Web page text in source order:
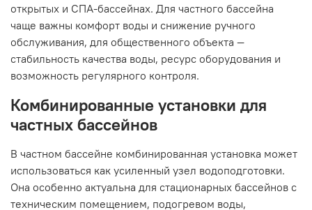
открытых и СПА-бассейнах. Для частного бассейна
чаще важны комфорт воды и снижение ручного
обслуживания, для общественного объекта —
стабильность качества воды, ресурс оборудования и
возможность регулярного контроля.
Комбинированные установки для
частных бассейнов
В частном бассейне комбинированная установка может
использоваться как усиленный узел водоподготовки.
Она особенно актуальна для стационарных бассейнов с
техническим помещением, подогревом воды,